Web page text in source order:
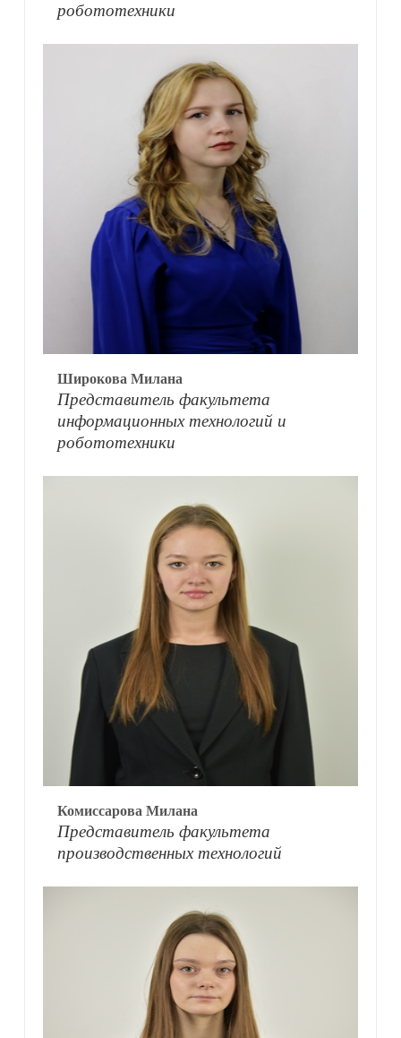
робототехники
Широкова Милана
Представитель факультета
информационных технологий и
робототехники
Комиссарова Милана
Представитель факультета
производственных технологий